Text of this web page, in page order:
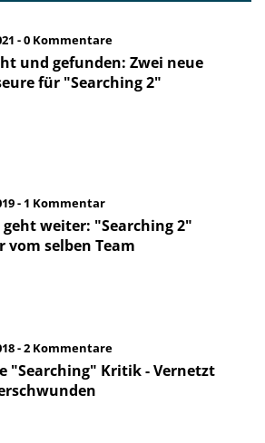
- 0 Kommentare
und gefunden: Zwei neue
für "Searching 2"
- 1 Kommentar
geht weiter: "Searching 2"
vom selben Team
- 2 Kommentare
"Searching" Kritik - Vernetzt